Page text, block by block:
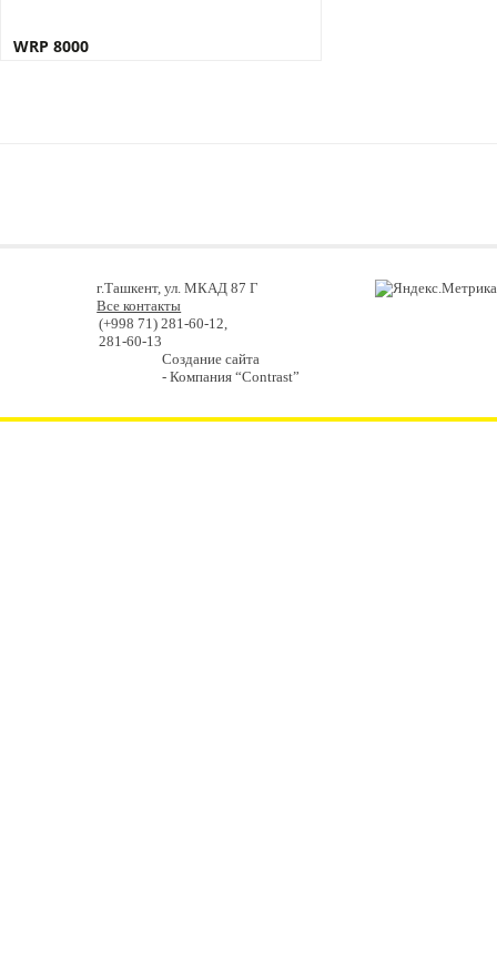
WRP 8000
г.Ташкент, ул. МКАД 87 Г
Все контакты
(+998 71) 281-60-12,
281-60-13
Создание сайта
- Компания “Contrast”